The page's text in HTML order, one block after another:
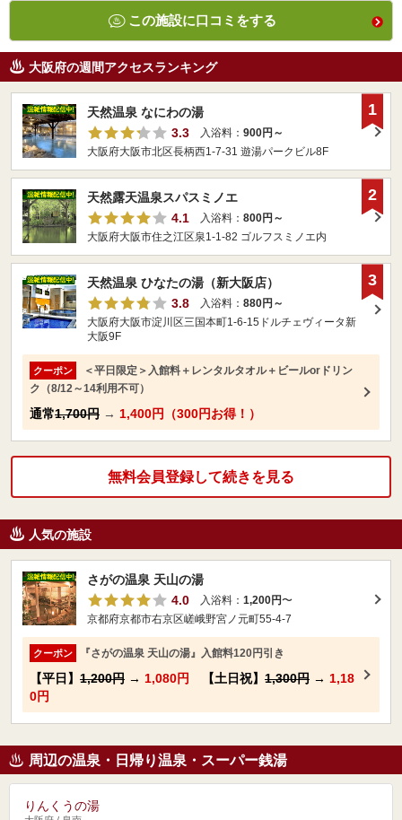
この施設に口コミをする
大阪府の週間アクセスランキング
天然温泉 なにわの湯
3.3
入浴料： 900円～
大阪府大阪市北区長柄西1-7-31 遊湯パークビル8F
1
天然露天温泉スパスミノエ
4.1
入浴料： 800円～
大阪府大阪市住之江区泉1-1-82 ゴルフスミノエ内
2
天然温泉 ひなたの湯（新大阪店）
3.8
入浴料： 880円～
大阪府大阪市淀川区三国本町1-6-15ドルチェヴィータ新
大阪9F
クーポン
＜平日限定＞入館料＋レンタルタオル＋ビールorドリン
ク（8/12～14利用不可）
通常1,700円 → 1,400円（300円お得！）
3
無料会員登録して続きを見る
人気の施設
さがの温泉 天山の湯
4.0
入浴料： 1,200円〜
京都府京都市右京区嵯峨野宮ノ元町55-4-7
クーポン 『さがの温泉 天山の湯』入館料120円引き
【平日】 1,200円 → 1,080円 【土日祝】 1,300円 → 1,18
0円
周辺の温泉・日帰り温泉・スーパー銭湯
りんくうの湯